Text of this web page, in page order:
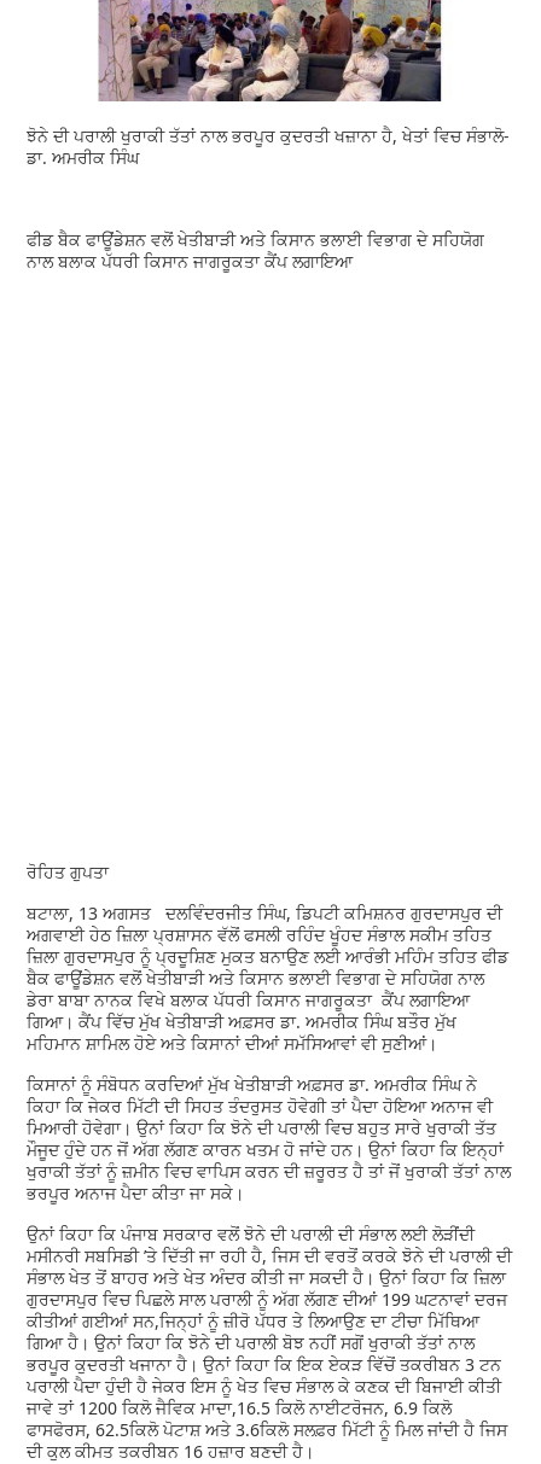
ਝੋਨੇ ਦੀ ਪਰਾਲੀ ਖੁਰਾਕੀ ਤੱਤਾਂ ਨਾਲ ਭਰਪੂਰ ਕੁਦਰਤੀ ਖਜ਼ਾਨਾ ਹੈ, ਖੇਤਾਂ ਵਿਚ ਸੰਭਾਲੋ-
ਡਾ. ਅਮਰੀਕ ਸਿੰਘ
ਫੀਡ ਬੈਕ ਫਾਊਂਡੇਸ਼ਨ ਵਲੋਂ ਖੇਤੀਬਾੜੀ ਅਤੇ ਕਿਸਾਨ ਭਲਾਈ ਵਿਭਾਗ ਦੇ ਸਹਿਯੋਗ
ਨਾਲ ਬਲਾਕ ਪੱਧਰੀ ਕਿਸਾਨ ਜਾਗਰੂਕਤਾ ਕੈਂਪ ਲਗਾਇਆ
ਰੋਹਿਤ ਗੁਪਤਾ
ਬਟਾਲਾ, 13 ਅਗਸਤ ਦਲਵਿੰਦਰਜੀਤ ਸਿੰਘ, ਡਿਪਟੀ ਕਮਿਸ਼ਨਰ ਗੁਰਦਾਸਪੁਰ ਦੀ
ਅਗਵਾਈ ਹੇਠ ਜ਼ਿਲਾ ਪ੍ਰਸ਼ਾਸਨ ਵੱਲੋਂ ਫਸਲੀ ਰਹਿੰਦ ਖੂੰਹਦ ਸੰਭਾਲ ਸਕੀਮ ਤਹਿਤ
ਜ਼ਿਲਾ ਗੁਰਦਾਸਪੁਰ ਨੂੰ ਪ੍ਰਦੂਸ਼ਿਣ ਮੁਕਤ ਬਨਾਉਣ ਲਈ ਆਰੰਭੀ ਮਹਿੰਮ ਤਹਿਤ ਫੀਡ
ਬੈਕ ਫਾਊਂਡੇਸ਼ਨ ਵਲੋਂ ਖੇਤੀਬਾੜੀ ਅਤੇ ਕਿਸਾਨ ਭਲਾਈ ਵਿਭਾਗ ਦੇ ਸਹਿਯੋਗ ਨਾਲ
ਡੇਰਾ ਬਾਬਾ ਨਾਨਕ ਵਿਖੇ ਬਲਾਕ ਪੱਧਰੀ ਕਿਸਾਨ ਜਾਗਰੂਕਤਾ ਕੈਂਪ ਲਗਾਇਆ
ਗਿਆ। ਕੈਂਪ ਵਿੱਚ ਮੁੱਖ ਖੇਤੀਬਾੜੀ ਅਫ਼ਸਰ ਡਾ. ਅਮਰੀਕ ਸਿੰਘ ਬਤੌਰ ਮੁੱਖ
ਮਹਿਮਾਨ ਸ਼ਾਮਿਲ ਹੋਏ ਅਤੇ ਕਿਸਾਨਾਂ ਦੀਆਂ ਸਮੱਸਿਆਵਾਂ ਵੀ ਸੁਣੀਆਂ।
ਕਿਸਾਨਾਂ ਨੂੰ ਸੰਬੋਧਨ ਕਰਦਿਆਂ ਮੁੱਖ ਖੇਤੀਬਾੜੀ ਅਫ਼ਸਰ ਡਾ. ਅਮਰੀਕ ਸਿੰਘ ਨੇ
ਕਿਹਾ ਕਿ ਜੇਕਰ ਮਿੱਟੀ ਦੀ ਸਿਹਤ ਤੰਦਰੁਸਤ ਹੋਵੇਗੀ ਤਾਂ ਪੈਦਾ ਹੋਇਆ ਅਨਾਜ ਵੀ
ਮਿਆਰੀ ਹੋਵੇਗਾ। ਉਨਾਂ ਕਿਹਾ ਕਿ ਝੋਨੇ ਦੀ ਪਰਾਲੀ ਵਿਚ ਬਹੁਤ ਸਾਰੇ ਖੁਰਾਕੀ ਤੱਤ
ਮੌਜੂਦ ਹੁੰਦੇ ਹਨ ਜੋਂ ਅੱਗ ਲੱਗਣ ਕਾਰਨ ਖਤਮ ਹੋ ਜਾਂਦੇ ਹਨ। ਉਨਾਂ ਕਿਹਾ ਕਿ ਇਨ੍ਹਾਂ
ਖੁਰਾਕੀ ਤੱਤਾਂ ਨੂੰ ਜ਼ਮੀਨ ਵਿਚ ਵਾਪਿਸ ਕਰਨ ਦੀ ਜ਼ਰੂਰਤ ਹੈ ਤਾਂ ਜੋਂ ਖੁਰਾਕੀ ਤੱਤਾਂ ਨਾਲ
ਭਰਪੂਰ ਅਨਾਜ ਪੈਦਾ ਕੀਤਾ ਜਾ ਸਕੇ।
ਉਨਾਂ ਕਿਹਾ ਕਿ ਪੰਜਾਬ ਸਰਕਾਰ ਵਲੋਂ ਝੋਨੇ ਦੀ ਪਰਾਲੀ ਦੀ ਸੰਭਾਲ ਲਈ ਲੋੜੀਂਦੀ
ਮਸੀਨਰੀ ਸਬਸਿਡੀ ’ਤੇ ਦਿੱਤੀ ਜਾ ਰਹੀ ਹੈ, ਜਿਸ ਦੀ ਵਰਤੋਂ ਕਰਕੇ ਝੋਨੇ ਦੀ ਪਰਾਲੀ ਦੀ
ਸੰਭਾਲ ਖੇਤ ਤੋਂ ਬਾਹਰ ਅਤੇ ਖੇਤ ਅੰਦਰ ਕੀਤੀ ਜਾ ਸਕਦੀ ਹੈ। ਉਨਾਂ ਕਿਹਾ ਕਿ ਜ਼ਿਲਾ
ਗੁਰਦਾਸਪੁਰ ਵਿਚ ਪਿਛਲੇ ਸਾਲ ਪਰਾਲੀ ਨੂੰ ਅੱਗ ਲੱਗਣ ਦੀਆਂ 199 ਘਟਨਾਵਾਂ ਦਰਜ
ਕੀਤੀਆਂ ਗਈਆਂ ਸਨ,ਜਿਨ੍ਹਾਂ ਨੂੰ ਜ਼ੀਰੋ ਪੱਧਰ ਤੇ ਲਿਆਉਣ ਦਾ ਟੀਚਾ ਮਿੱਥਿਆ
ਗਿਆ ਹੈ। ਉਨਾਂ ਕਿਹਾ ਕਿ ਝੋਨੇ ਦੀ ਪਰਾਲੀ ਬੋਝ ਨਹੀਂ ਸਗੋਂ ਖੁਰਾਕੀ ਤੱਤਾਂ ਨਾਲ
ਭਰਪੂਰ ਕੁਦਰਤੀ ਖਜਾਨਾ ਹੈ। ਉਨਾਂ ਕਿਹਾ ਕਿ ਇਕ ਏਕੜ ਵਿੱਚੋਂ ਤਕਰੀਬਨ 3 ਟਨ
ਪਰਾਲੀ ਪੈਦਾ ਹੁੰਦੀ ਹੈ ਜੇਕਰ ਇਸ ਨੂੰ ਖੇਤ ਵਿਚ ਸੰਭਾਲ ਕੇ ਕਣਕ ਦੀ ਬਿਜਾਈ ਕੀਤੀ
ਜਾਵੇ ਤਾਂ 1200 ਕਿਲੋ ਜੈਵਿਕ ਮਾਦਾ,16.5 ਕਿਲੋ ਨਾਈਟਰੋਜਨ, 6.9 ਕਿਲੋ
ਫਾਸਫੋਰਸ, 62.5ਕਿਲੋ ਪੋਟਾਸ਼ ਅਤੇ 3.6ਕਿਲੋ ਸਲਫ਼ਰ ਮਿੱਟੀ ਨੂੰ ਮਿਲ ਜਾਂਦੀ ਹੈ ਜਿਸ
ਦੀ ਕੁਲ ਕੀਮਤ ਤਕਰੀਬਨ 16 ਹਜ਼ਾਰ ਬਣਦੀ ਹੈ।